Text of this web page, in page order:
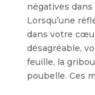
négatives dans
Lorsqu’une
dans votre
désagréable,
feuille, la
poubelle. Ces